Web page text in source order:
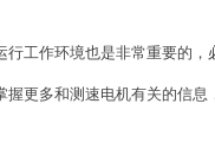
工作环境也是非常重要的，
更多和测速电机有关的信